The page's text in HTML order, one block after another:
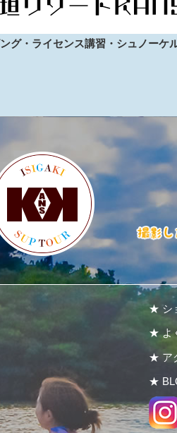
グ・ライセンス講習・シュノーケ
★ シ
★ よ
★ ア
★